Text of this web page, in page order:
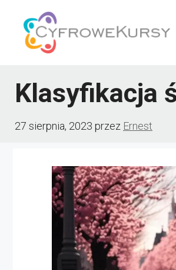
Klasyfikacja
27 sierpnia, 2023 przez Ernest